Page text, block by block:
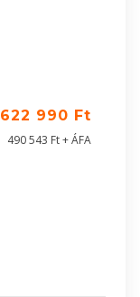
622 990 Ft
490 543 Ft + ÁFA